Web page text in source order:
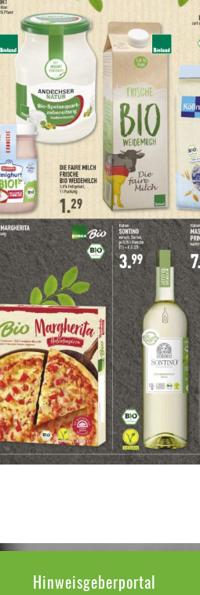
Hinweisgeberportal